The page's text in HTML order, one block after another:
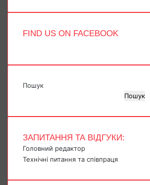
FIND US ON FACEBOOK
Пошук
Пошук
ЗАПИТАННЯ ТА ВІДГУКИ:
Головний редактор
Технічні питання та співпраця